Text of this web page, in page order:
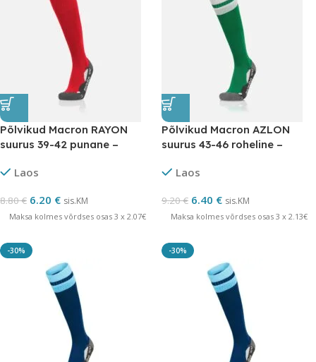
Põlvikud Macron RAYON
suurus 39-42 punane –
Laos
8.80€ 6.20 € sis.KM
Maksa kolmes võrdses osas 3 x 2.07€
Põlvikud Macron AZLON
suurus 43-46 roheline –
Laos
9.20€ 6.40 € sis.KM
Maksa kolmes võrdses osas 3 x 2.13€
-30% -30%